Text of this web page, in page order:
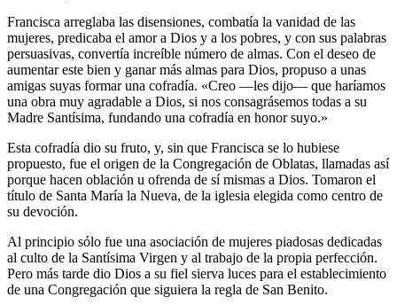
Francisca arreglaba las disensiones, combatía la vanidad de las
mujeres, predicaba el amor a Dios y a los pobres, y con sus palabras
persuasivas, convertía increíble número de almas. Con el deseo de
aumentar este bien y ganar más almas para Dios, propuso a unas
amigas suyas formar una cofradía. «Creo —les dijo— que haríamos
una obra muy agradable a Dios, si nos consagrásemos todas a su
Madre Santísima, fun­dando una cofradía en honor suyo.»
Esta cofradía dio su fruto, y, sin que Francisca se lo hubiese
propuesto, fue el origen de la Congregación de Oblatas, llamadas así
porque hacen obla­ción u ofrenda de sí mismas a Dios. Tomaron el
título de Santa María la Nueva, de la iglesia elegida como centro de
su devoción.
Al principio sólo fue una asociación de mujeres piadosas dedicadas
al culto de la Santísima Virgen y al trabajo de la propia perfección.
Pero más tarde dio Dios a su fiel sierva luces para el establecimiento
de una Congregación que siguiera la regla de San Benito.